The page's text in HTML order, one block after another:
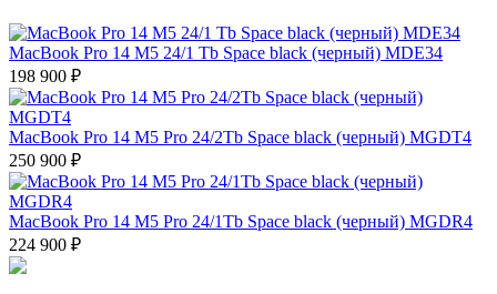
MacBook Pro 14 M5 24/1 Tb Space black (черный) MDE34
198 900 ₽
MacBook Pro 14 M5 Pro 24/2Tb Space black (черный) MGDT4
250 900 ₽
MacBook Pro 14 M5 Pro 24/1Tb Space black (черный) MGDR4
224 900 ₽